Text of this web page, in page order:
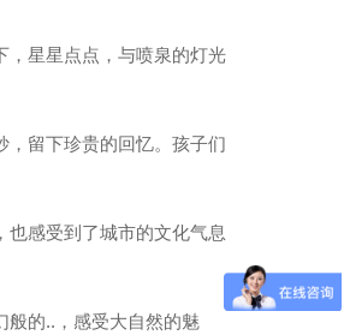
，星星点点，与喷泉的灯光
，留下珍贵的回忆。孩子们
感受到了城市的文化气息
般的..，感受大自然的魅